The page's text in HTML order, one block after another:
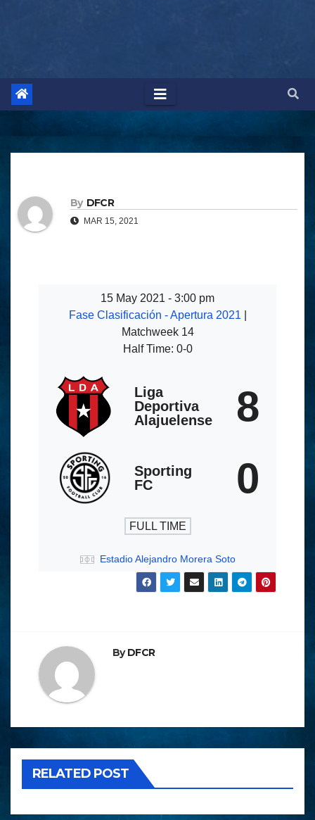
By DFCR
MAR 15, 2021
15 May 2021 - 3:00 pm
Fase Clasificación - Apertura 2021
Matchweek 14
Half Time: 0-0
Liga
Deportiva
Alajuelense
8
Sporting
FC
0
FULL TIME
Estadio Alejandro Morera Soto
ByDFCR
RELATED POST